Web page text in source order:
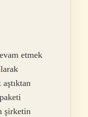
etmek
şirketin